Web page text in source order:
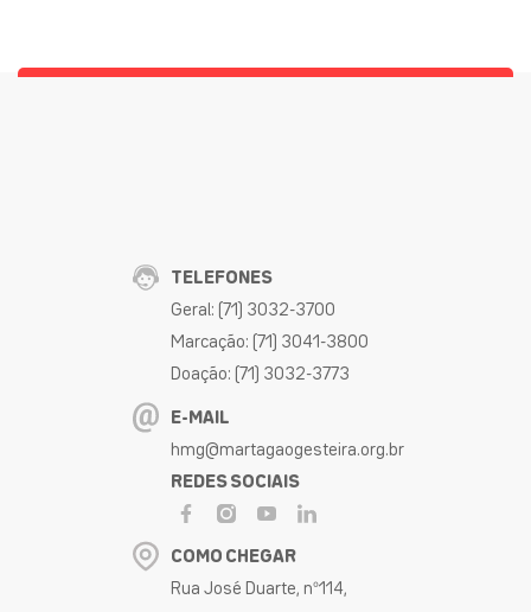
TELEFONES
Geral: (71) 3032-3700
Marcação: (71) 3041-3800
Doação: (71) 3032-3773
E-MAIL
hmg@martagaogesteira.org.br
REDES SOCIAIS
COMO CHEGAR
Rua José Duarte, nº114,